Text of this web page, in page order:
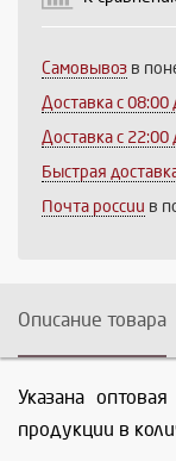
Самовывоз в
Доставка c 08:00
Доставка с 22:00
Быстрая
Почта россии в
Описание товара
Указана
продукции в